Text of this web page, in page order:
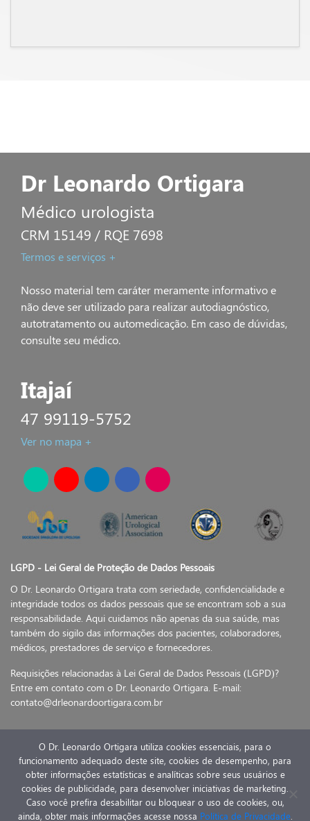
Dr Leonardo Ortigara
Médico urologista
CRM 15149 / RQE 7698
Termos e serviços +
Nosso material tem caráter meramente informativo e
não deve ser utilizado para realizar autodiagnóstico,
autotratamento ou automedicação. Em caso de dúvidas,
consulte seu médico.
Itajaí
47 99119-5752
Ver no mapa +
LGPD - Lei Geral de Proteção de Dados Pessoais
O Dr. Leonardo Ortigara trata com seriedade, confidencialidade e
integridade todos os dados pessoais que se encontram sob a sua
responsabilidade. Aqui cuidamos não apenas da sua saúde, mas
também do sigilo das informações dos pacientes, colaboradores,
médicos, prestadores de serviço e fornecedores.
Requisições relacionadas à Lei Geral de Dados Pessoais (LGPD)?
Entre em contato com o Dr. Leonardo Ortigara. E-mail:
contato@drleonardoortigara.com.br
© 2020 Dr Leonardo Ortigara - Todos os direitos reservados
- Desenvolvido porE-saúde
O Dr. Leonardo Ortigara utiliza cookies essenciais, para o
funcionamento adequado deste site, cookies de desempenho, para
obter informações estatísticas e analíticas sobre seus usuários e
cookies de publicidade, para desenvolver iniciativas de marketing.
Caso você prefira desabilitar ou bloquear o uso de cookies, ou,
ainda, obter mais informações acesse nossa Política de Privacidade.